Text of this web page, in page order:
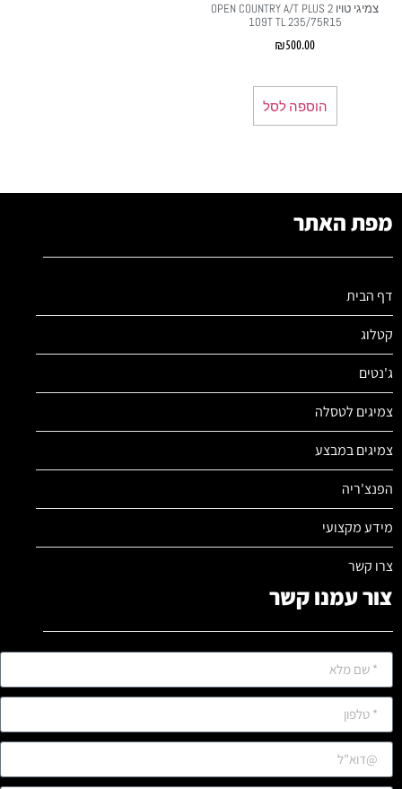
צמיגי טויו OPEN COUNTRY A/T PLUS 2
109T TL 235/75R15
₪500.00
הוספה לסל
מפת האתר
דף הבית
קטלוג
ג'נטים
צמיגים לטסלה
צמיגים במבצע
הפנצ'ריה
מידע מקצועי
צרו קשר
צור עמנו קשר